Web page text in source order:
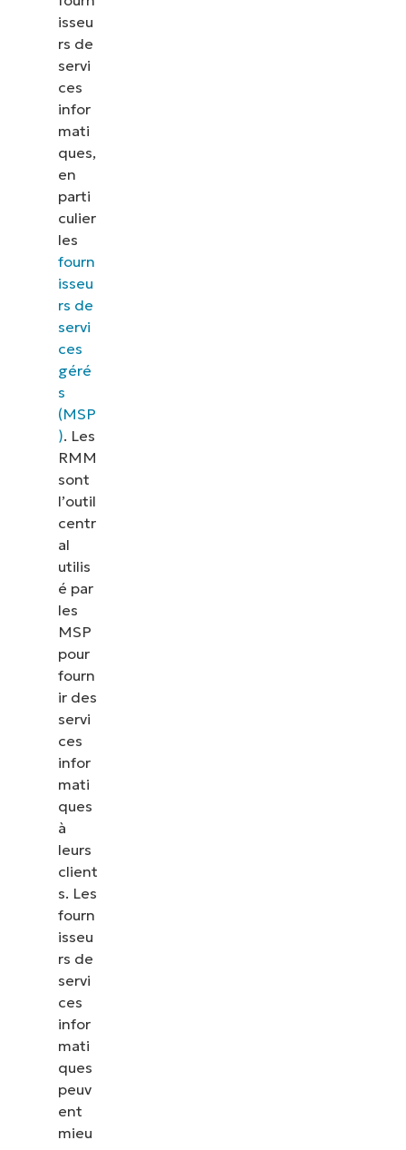
isseu
rs de
servi
ces
infor
mati
ques,
en
parti
culier
les
fourn
isseu
rs de
servi
ces
géré
s
(MSP
). Les
RMM
sont
l’outil
centr
al
utilis
é par
les
MSP
pour
fourn
ir des
servi
ces
infor
mati
ques
à
leurs
client
s. Les
fourn
isseu
rs de
servi
ces
infor
mati
ques
peuv
ent
mieu